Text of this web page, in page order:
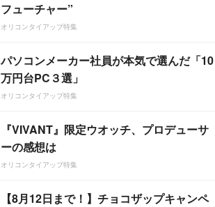
フューチャー”
オリコンタイアップ特集
パソコンメーカー社員が本気で選んだ「10
万円台PC３選」
オリコンタイアップ特集
『VIVANT』限定ウオッチ、プロデューサ
ーの感想は
オリコンタイアップ特集
【8月12日まで！】チョコザップキャンペ